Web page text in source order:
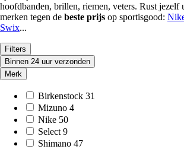
hoofdbanden, brillen, riemen, veters. Rust jezelf
merken tegen de beste prijs op sportisgood:
Swix...
Filters
Binnen 24 uur verzonden
Merk
Birkenstock 31
Mizuno 4
Nike 50
Select 9
Shimano 47